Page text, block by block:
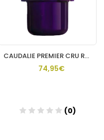
CAUDALIE PREMIER CRU RECARGA CREMA RICA
74,95€
(0)